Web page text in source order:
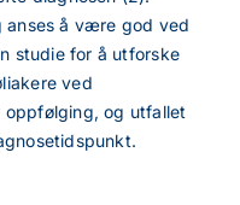
anses å være god ved
studie for å utforske
ved
og utfallet